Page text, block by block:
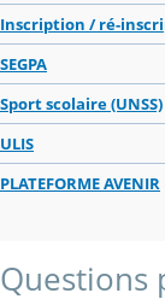
Inscription / ré-
SEGPA
Sport scolaire (UNSS)
ULIS
PLATEFORME AVENIR
Questions